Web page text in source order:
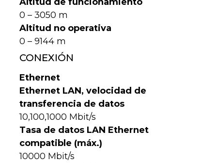
0 – 3050 m
Altitud no operativa
0 – 9144 m
CONEXIÓN
Ethernet
Ethernet LAN, velocidad de
transferencia de datos
10,100,1000 Mbit/s
Tasa de datos LAN Ethernet
compatible (máx.)
10000 Mbit/s